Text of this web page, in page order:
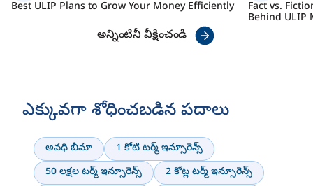
Best ULIP Plans to Grow Your Money Efficiently
Fact vs.
Behind ULIP
అన్నింటినీ వీక్షించండి
ఎక్కువగా శోధించబడిన పదాలు
అవధి బీమా
1 కోటి టర్మ్ ఇన్సూరెన్స్
50 లక్షల టర్మ్ ఇన్సూరెన్స్
2 కోట్ల టర్మ్ ఇన్సూరెన్స్